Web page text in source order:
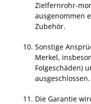
Zielfernrohr-
ausgenommen
Zubehör.
Sonstige
Merkel,
Folgeschäden)
ausgeschlossen.
Die Garantie